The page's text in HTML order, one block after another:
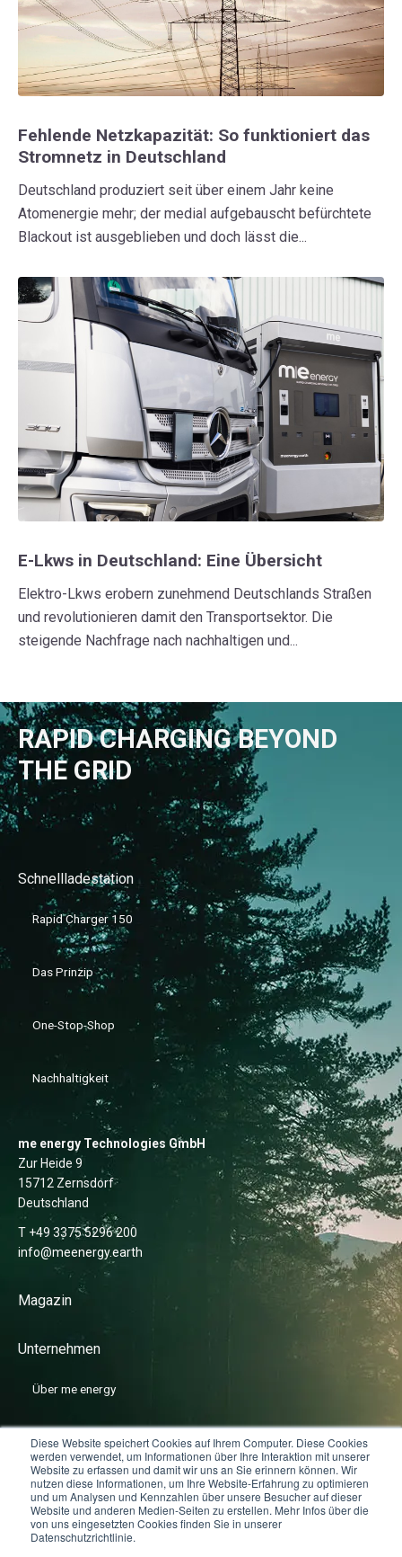
Diese Website speichert Cookies auf Ihrem Computer. Diese Cookies
werden verwendet, um Informationen über Ihre Interaktion mit unserer
Website zu erfassen und damit wir uns an Sie erinnern können. Wir
nutzen diese Informationen, um Ihre Website-Erfahrung zu optimieren
und um Analysen und Kennzahlen über unsere Besucher auf dieser
Website und anderen Medien-Seiten zu erstellen. Mehr Infos über die
von uns eingesetzten Cookies finden Sie in unserer
Datenschutzrichtlinie.
Fehlende Netzkapazität: So funktioniert das
Stromnetz in Deutschland
Deutschland produziert seit über einem Jahr keine
Atomenergie mehr; der medial aufgebauscht befürchtete
Blackout ist ausgeblieben und doch lässt die...
E-Lkws in Deutschland: Eine Übersicht
Elektro-Lkws erobern zunehmend Deutschlands Straßen
und revolutionieren damit den Transportsektor. Die
steigende Nachfrage nach nachhaltigen und...
RAPID CHARGING BEYOND
THE GRID
Schnellladestation
Rapid Charger 150
Das Prinzip
One-Stop-Shop
Nachhaltigkeit
me energy Technologies GmbH
Zur Heide 9
15712 Zernsdorf
Deutschland
T +49 3375 5296 200
info@meenergy.earth
Magazin
Unternehmen
Über me energy
News
Karriere